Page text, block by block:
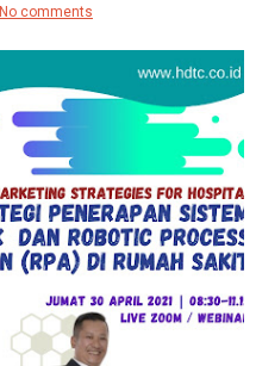
No comments